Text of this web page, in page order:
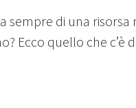
sempre di una
Ecco quello che c’è